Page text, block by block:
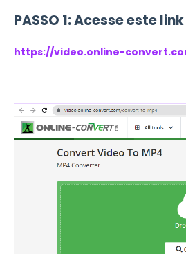
PASSO 1: Acesse este
https://video.online-